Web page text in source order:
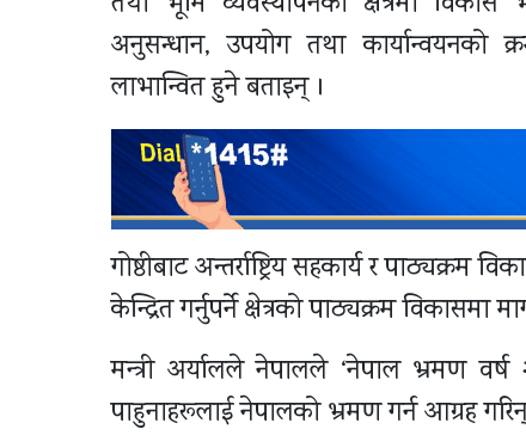
अनुसन्धान, उपयोग तथा कार्यान्वयनको
लाभान्वित हुने बताइन् ।
गोष्ठीबाट अन्तर्राष्ट्रिय सहकार्य र
केन्द्रित गर्नुपर्ने क्षेत्रको पाठ्यक्रम विकासमा
मन्त्री अर्यालले नेपालले ‘नेपाल भ्रमण वर्ष
पाहुनाहरूलाई नेपालको भ्रमण गर्न आग्रह